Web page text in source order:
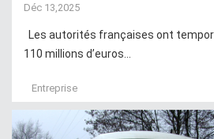
Déc 13,2025
Les autorités françaises ont
110 millions d’euros...
Entreprise